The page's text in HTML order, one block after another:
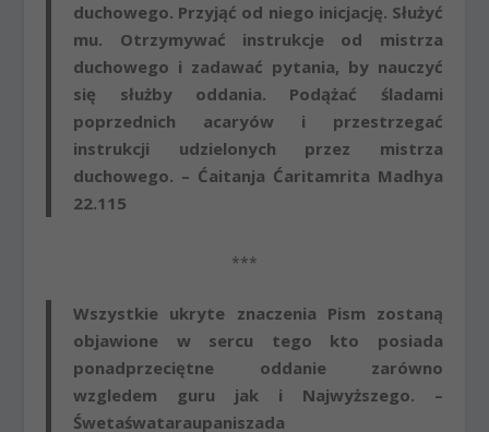
duchowego. Przyjąć od niego inicjację. Służyć
mu. Otrzymywać instrukcje od mistrza
duchowego i zadawać pytania, by nauczyć
się służby oddania. Podążać śladami
poprzednich acaryów i przestrzegać
instrukcji udzielonych przez mistrza
duchowego. – Ćaitanja Ćaritamrita Madhya
22.115
***
Wszystkie ukryte znaczenia Pism zostaną
objawione w sercu tego kto posiada
ponadprzeciętne oddanie zarówno
wzgledem guru jak i Najwyższego. –
Śwetaśwataraupaniszada